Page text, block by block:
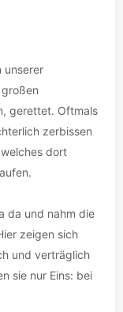
unserer
gerettet. Oftmals
zerbissen
dort
da und nahm die
zeigen sich
und verträglich
sie nur Eins: bei